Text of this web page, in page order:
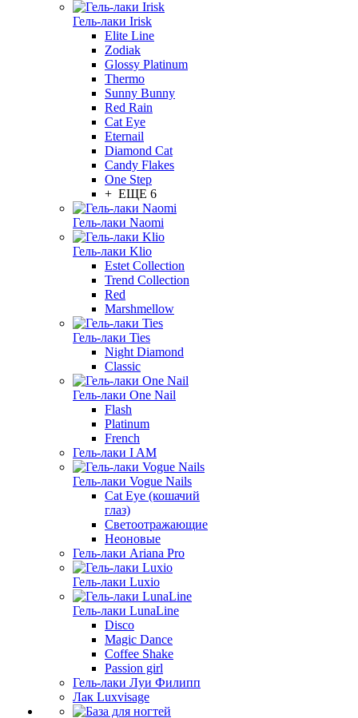
Гель-лаки Irisk
Elite Line
Zodiak
Glossy Platinum
Thermo
Sunny Bunny
Red Rain
Cat Eye
Eternail
Diamond Cat
Candy Flakes
One Step
+ ЕЩЕ 6
Гель-лаки Naomi
Гель-лаки Klio
Estet Collection
Trend Collection
Red
Marshmellow
Гель-лаки Ties
Night Diamond
Classic
Гель-лаки One Nail
Flash
Platinum
French
Гель-лаки I AM
Гель-лаки Vogue Nails
Cat Eye (кошачий
глаз)
Светоотражающие
Неоновые
Гель-лаки Ariana Pro
Гель-лаки Luxio
Гель-лаки LunaLine
Disco
Magic Dance
Coffee Shake
Passion girl
Гель-лаки Луи Филипп
Лак Luxvisage